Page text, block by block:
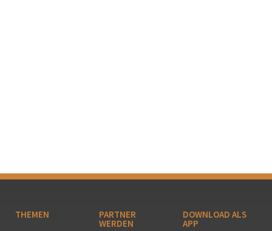
THEMEN PARTNER
WERDEN
DOWNLOAD ALS
APP